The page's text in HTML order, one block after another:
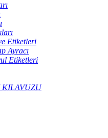
Etiketleri
Ayracı
Etiketleri
KILAVUZU